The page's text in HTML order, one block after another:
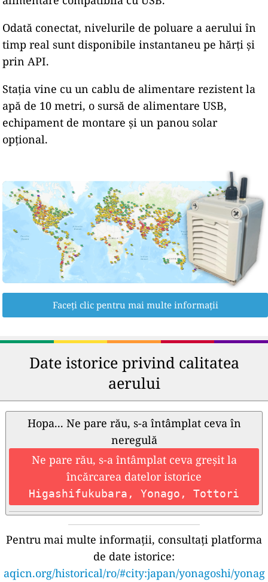
Odată conectat, nivelurile de poluare a aerului în
timp real sunt disponibile instantaneu pe hărți și
prin API.
Stația vine cu un cablu de alimentare rezistent la
apă de 10 metri, o sursă de alimentare USB,
echipament de montare și un panou solar
opțional.
Faceți clic pentru mai multe informații
Date istorice privind calitatea
aerului
Hopa... Ne pare rău, s-a întâmplat ceva în
neregulă
Ne pare rău, s-a întâmplat ceva greșit la
încărcarea datelor istorice
Higashifukubara, Yonago, Tottori
Pentru mai multe informații, consultați platforma
de date istorice:
aqicn.org/historical/ro/#city:japan/yonagoshi/yonag